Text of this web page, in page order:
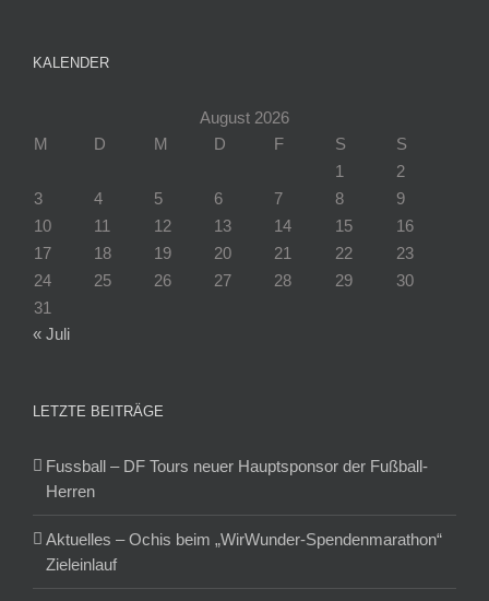
KALENDER
August 2026
M
D M D F S
S
1
2
3
4 5 6 7 8
9
10
11 12 13 14 15
16
17
18 19 20 21 22
23
24
25 26 27 28 29
30
31
« Juli
LETZTE BEITRÄGE
Fussball – DF Tours neuer Hauptsponsor der Fußball-
Herren
Aktuelles – Ochis beim „WirWunder-Spendenmarathon“
Zieleinlauf